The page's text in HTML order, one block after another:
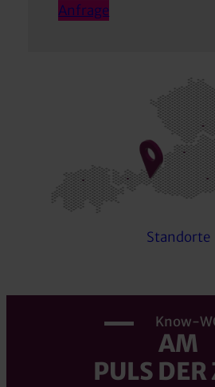
Anfrage
Standorte
Know-
AM
PULS DER